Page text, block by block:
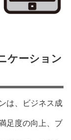
ケーション
は、ビジネス成
足度の向上、ブ